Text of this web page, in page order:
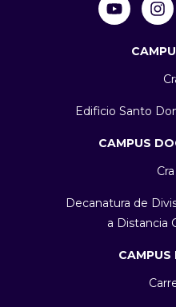
Edificio Santo
CAMPUS
Decanatura de
a Distancia
CAMPUS